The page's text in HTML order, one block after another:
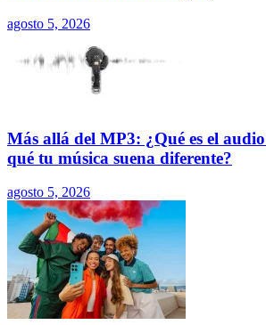
agosto 5, 2026
Más allá del MP3: ¿Qué es el
qué tu música suena diferente?
agosto 5, 2026